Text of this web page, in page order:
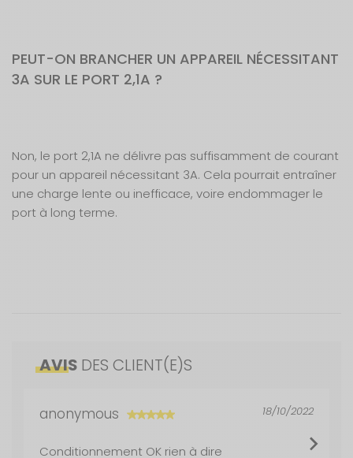
PEUT-ON BRANCHER UN APPAREIL NÉCESSITANT
3A SUR LE PORT 2,1A ?
Non, le port 2,1A ne délivre pas suffisamment de courant
pour un appareil nécessitant 3A. Cela pourrait entraîner
une charge lente ou inefficace, voire endommager le
port à long terme.
est conçu pour les systèmes 12V de votre
simplement via une prise allume-cigare pour une
installation discrète et sécurisée, idéale pour
recharger smartphones, tablettes ou accessoires
Compatibilité 12V universelle
Poids net : 0,05 kg
Alimentation :
EAN : 8715133039903
Livraison en MAGASIN
DPD Relais
2 à 3 jours ouvrés
AVIS DES CLIENT(E)S
anonymous 18/10/2022
Conditionnement OK rien à dire